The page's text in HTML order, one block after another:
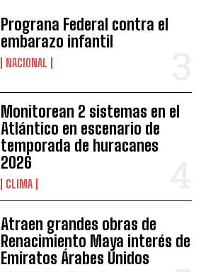
Prograna Federal contra el
embarazo infantil
NACIONAL
Monitorean 2 sistemas en el
Atlántico en escenario de
temporada de huracanes
2026
CLIMA
Atraen grandes obras de
Renacimiento Maya interés de
Emiratos Árabes Unidos